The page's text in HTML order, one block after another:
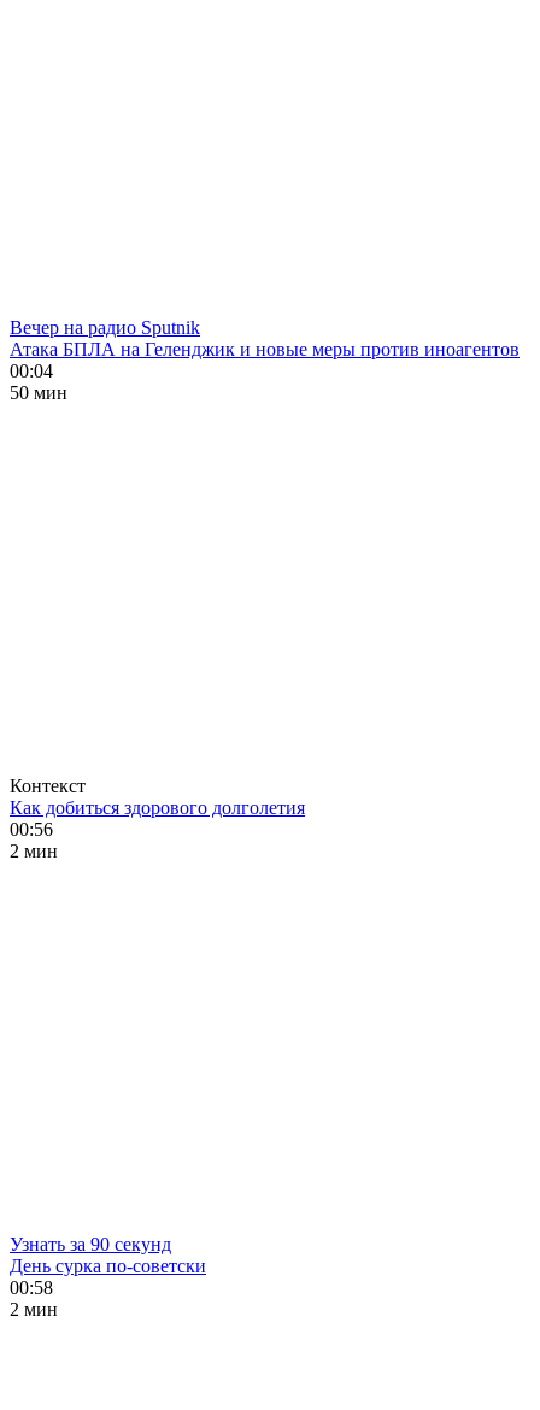
Вечер на радио Sputnik
Атака БПЛА на Геленджик и новые меры против иноагентов
00:04
50 мин
Контекст
Как добиться здорового долголетия
00:56
2 мин
Узнать за 90 секунд
День сурка по-советски
00:58
2 мин